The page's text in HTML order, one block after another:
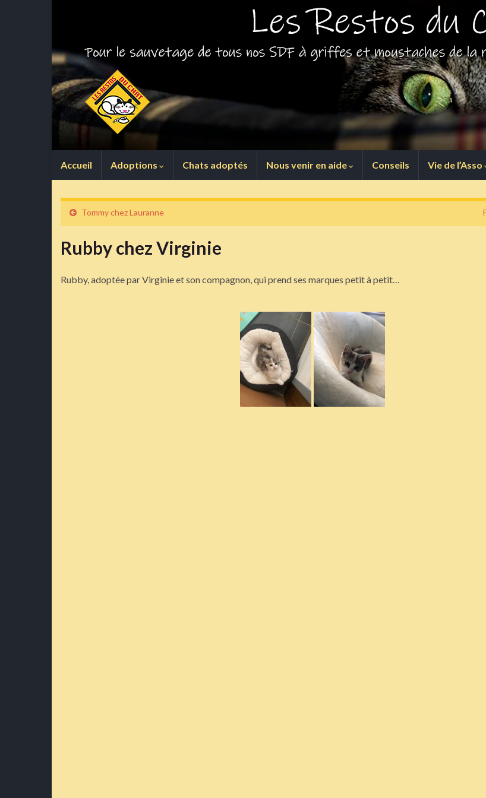
Accueil Adoptions Chats adoptés Nous venir en aide Conseils Vie de l’Asso
Tommy chez Lauranne
Rubby chez Virginie
Rubby, adoptée par Virginie et son compagnon, qui prend ses marques petit à petit…